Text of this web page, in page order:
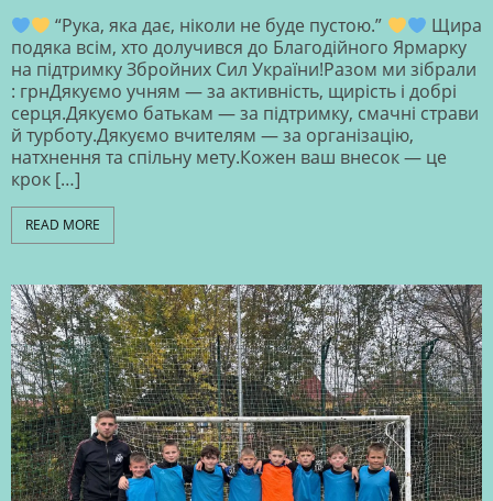
“Рука, яка дає, ніколи не буде пустою.”
Щира
подяка всім, хто долучився до Благодійного Ярмарку
на підтримку Збройних Сил України!Разом ми зібрали
: грнДякуємо учням — за активність, щирість і добрі
серця.Дякуємо батькам — за підтримку, смачні страви
й турботу.Дякуємо вчителям — за організацію,
натхнення та спільну мету.Кожен ваш внесок — це
крок […]
READ MORE